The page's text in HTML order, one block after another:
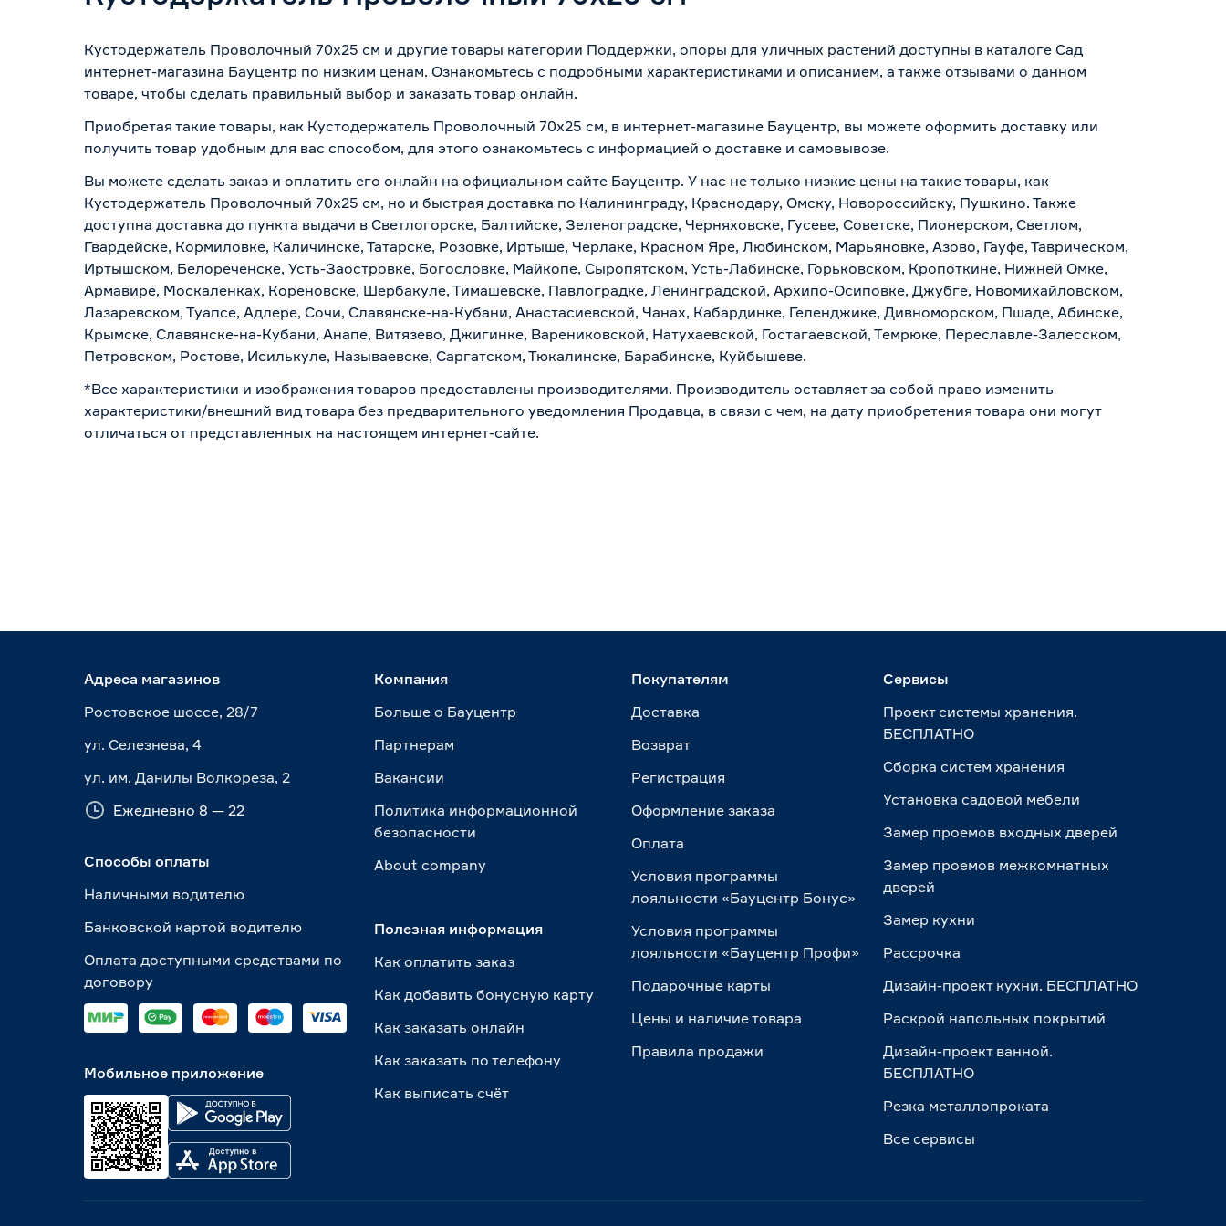
Кустодержатель Проволочный 70x25 см и другие товары категории Поддержки, опоры для уличных растений доступны в каталоге Сад
интернет-магазина Бауцентр по низким ценам. Ознакомьтесь с подробными характеристиками и описанием, а также отзывами о данном
товаре, чтобы сделать правильный выбор и заказать товар онлайн.
Приобретая такие товары, как Кустодержатель Проволочный 70x25 см, в интернет-магазине Бауцентр, вы можете оформить доставку или
получить товар удобным для вас способом, для этого ознакомьтесь с информацией о доставке и самовывозе.
Вы можете сделать заказ и оплатить его онлайн на официальном сайте Бауцентр. У нас не только низкие цены на такие товары, как
Кустодержатель Проволочный 70x25 см, но и быстрая доставка по Калининграду, Краснодару, Омску, Новороссийску, Пушкино. Также
доступна доставка до пункта выдачи в Светлогорске, Балтийске, Зеленоградске, Черняховске, Гусеве, Советске, Пионерском, Светлом,
Гвардейске, Кормиловке, Каличинске, Татарске, Розовке, Иртыше, Черлаке, Красном Яре, Любинском, Марьяновке, Азово, Гауфе, Таврическом,
Иртышском, Белореченске, Усть-Заостровке, Богословке, Майкопе, Сыропятском, Усть-Лабинске, Горьковском, Кропоткине, Нижней Омке,
Армавире, Москаленках, Кореновске, Шербакуле, Тимашевске, Павлоградке, Ленинградской, Архипо-Осиповке, Джубге, Новомихайловском,
Лазаревском, Туапсе, Адлере, Сочи, Славянске-на-Кубани, Анастасиевской, Чанах, Кабардинке, Геленджике, Дивноморском, Пшаде, Абинске,
Крымске, Славянске-на-Кубани, Анапе, Витязево, Джигинке, Варениковской, Натухаевской, Гостагаевской, Темрюке, Переславле-Залесском,
Петровском, Ростове, Исилькуле, Называевске, Саргатском, Тюкалинске, Барабинске, Куйбышеве.
*Все характеристики и изображения товаров предоставлены производителями. Производитель оставляет за собой право изменить
характеристики/внешний вид товара без предварительного уведомления Продавца, в связи с чем, на дату приобретения товара они могут
отличаться от представленных на настоящем интернет-сайте.
Адреса магазинов
Ростовское шоссе, 28/7
ул. Селезнева, 4
ул. им. Данилы Волкореза, 2
Ежедневно 8 — 22
Способы оплаты
Наличными водителю
Банковской картой водителю
Оплата доступными средствами по
договору
Мобильное приложение
Компания
Больше о Бауцентр
Партнерам
Вакансии
Политика информационной
безопасности
About сompany
Полезная информация
Как оплатить заказ
Как добавить бонусную карту
Как заказать онлайн
Как заказать по телефону
Как выписать счёт
Покупателям
Доставка
Возврат
Регистрация
Оформление заказа
Оплата
Условия программы
лояльности «Бауцентр Бонус»
Условия программы
лояльности «Бауцентр Профи»
Подарочные карты
Цены и наличие товара
Правила продажи
Сервисы
Проект системы хранения.
БЕСПЛАТНО
Сборка систем хранения
Установка садовой мебели
Замер проемов входных дверей
Замер проемов межкомнатных
дверей
Замер кухни
Рассрочка
Дизайн-проект кухни. БЕСПЛАТНО
Раскрой напольных покрытий
Дизайн-проект ванной.
БЕСПЛАТНО
Резка металлопроката
Все сервисы